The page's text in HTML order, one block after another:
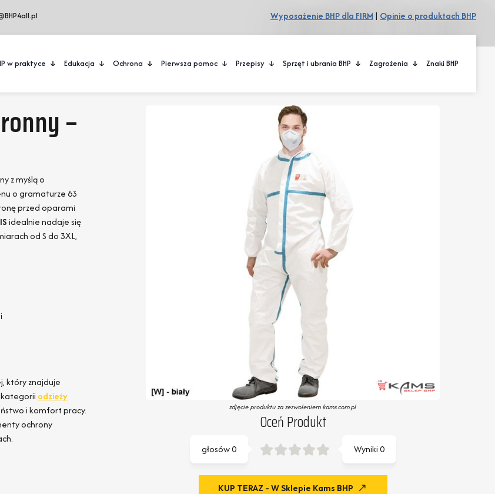
Wyposażenie BHP dla FIRM | Opinie o produktach BHP
w praktyce Edukacja Ochrona Pierwsza pomoc Przepisy Sprzęt i ubrania BHP Zagrożenia Znaki BHP
–
z myślą o
o gramaturze 63
przed oparami
idealnie nadaje się
od S do 3XL,
który znajduje
kategorii odzieży
i komfort pracy.
ochrony
zdjęcie produktu za zezwoleniem kams.com.pl
Oceń Produkt
Wyniki0
głosów0
KUP TERAZ - W Sklepie Kams BHP